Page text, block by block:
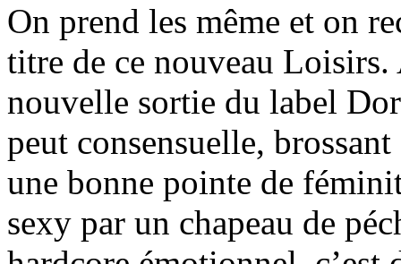
On prend les même et on
titre de ce nouveau Loisirs.
nouvelle sortie du label
peut consensuelle,
une bonne pointe de
sexy par un chapeau de